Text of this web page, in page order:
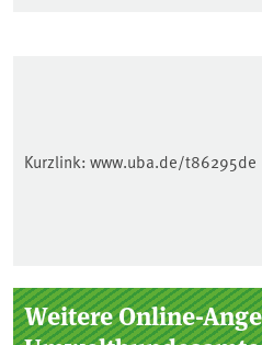
Kurzlink: www.uba.de/t86295de
Seitenleiste
Weitere Online-